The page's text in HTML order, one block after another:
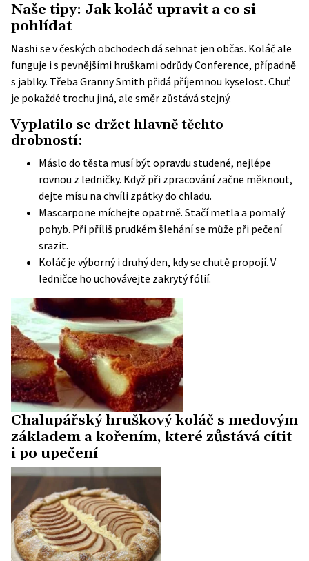
Naše tipy: Jak koláč upravit a co si
pohlídat
Nashi se v českých obchodech dá sehnat jen občas. Koláč ale
funguje i s pevnějšími hruškami odrůdy Conference, případně
s jablky. Třeba Granny Smith přidá příjemnou kyselost. Chuť
je pokaždé trochu jiná, ale směr zůstává stejný.
Vyplatilo se držet hlavně těchto
drobností:
Máslo do těsta musí být opravdu studené, nejlépe
rovnou z ledničky. Když při zpracování začne měknout,
dejte mísu na chvíli zpátky do chladu.
Mascarpone míchejte opatrně. Stačí metla a pomalý
pohyb. Při příliš prudkém šlehání se může při pečení
srazit.
Koláč je výborný i druhý den, kdy se chutě propojí. V
ledničce ho uchovávejte zakrytý fólií.
Chalupářský hruškový koláč s medovým
základem a kořením, které zůstává cítit
i po upečení